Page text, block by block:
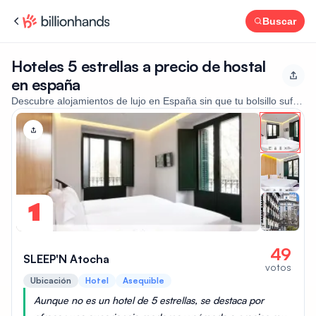
Buscar
Hoteles 5 estrellas a precio de hostal
en españa
Descubre alojamientos de lujo en España sin que tu bolsillo sufra.
1
SLEEP'N Atocha 49
votos
Ubicación Hotel Asequible
Aunque no es un hotel de 5 estrellas, se destaca por